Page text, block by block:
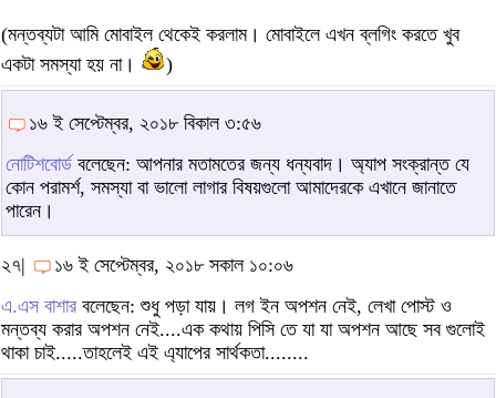
(মন্তব্যটা আমি মোবাইল থেকেই করলাম। মোবাইলে এখন ব্লগিং করতে খুব
একটা সমস্যা হয় না।
)
১৬ ই সেপ্টেম্বর, ২০১৮ বিকাল ৩:৫৬
নোটিশবোর্ডবলেছেন: আপনার মতামতের জন্য ধন্যবাদ। অ্যাপ সংক্রান্ত যে
কোন পরামর্শ, সমস্যা বা ভালো লাগার বিষয়গুলো আমাদেরকে এখানে জানাতে
পারেন।
২৭|
১৬ ই সেপ্টেম্বর, ২০১৮ সকাল ১০:০৬
এ.এস বাশার বলেছেন: শুধু পড়া যায়। লগ ইন অপশন নেই, লেখা পোস্ট ও
মন্তব্য করার অপশন নেই....এক কথায় পিসি তে যা যা অপশন আছে সব গুলোই
থাকা চাই.....তাহলেই এই এ্যাপের সার্থকতা........